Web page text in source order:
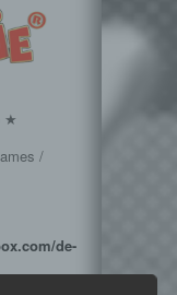
★
/
de-